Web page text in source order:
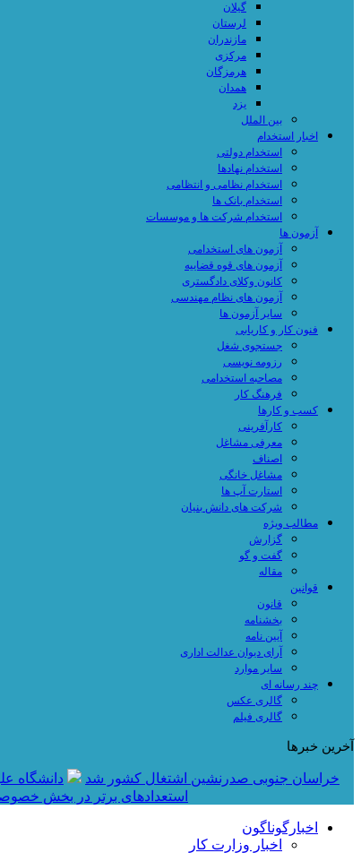
گیلان
لرستان
مازندران
مرکزی
هرمزگان
همدان
یزد
بین الملل
اخبار استخدام
استخدام دولتی
استخدام نهادها
استخدام نظامی و انتظامی
استخدام بانک ها
استخدام شرکت ها و موسسات
آزمون ها
آزمون های استخدامی
آزمون های قوه قضاییه
کانون وکلای دادگستری
آزمون های نظام مهندسی
سایر آزمون ها
فنون کار و کاریابی
جستجوی شغل
رزومه نویسی
مصاحبه استخدامی
فرهنگ کار
کسب و کارها
کارآفرینی
معرفی مشاغل
اصناف
مشاغل خانگی
استارت آپ ها
شرکت های دانش بنیان
مطالب ویژه
گزارش
گفت و گو
مقاله
قوانین
قانون
بخشنامه
آیین نامه
آرای دیوان عدالت اداری
سایر موارد
چند رسانه ای
گالری عکس
گالری فیلم
آخرین خبرها
خراسان جنوبی صدرنشین اشتغال کشور شد دانشگاه
استعدادهای برتر در بخش
اخبارگوناگون
اخبار وزارت کار